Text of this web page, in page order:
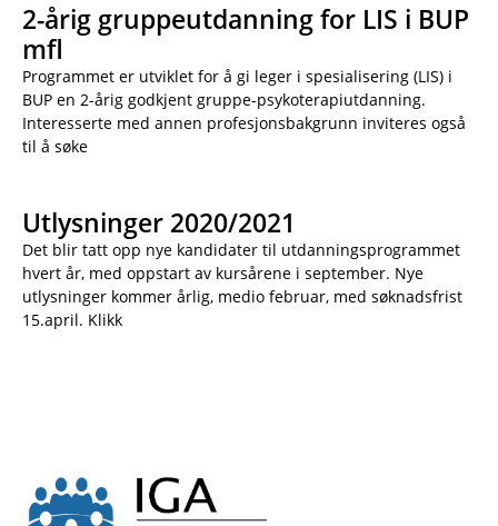
2-årig gruppeutdanning for LIS i BUP
mfl
Programmet er utviklet for å gi leger i spesialisering (LIS) i
BUP en 2-årig godkjent gruppe-psykoterapiutdanning.
Interesserte med annen profesjonsbakgrunn inviteres også
til å søke
Utlysninger 2020/2021
Det blir tatt opp nye kandidater til utdanningsprogrammet
hvert år, med oppstart av kursårene i september. Nye
utlysninger kommer årlig, medio februar, med søknadsfrist
15.april. Klikk